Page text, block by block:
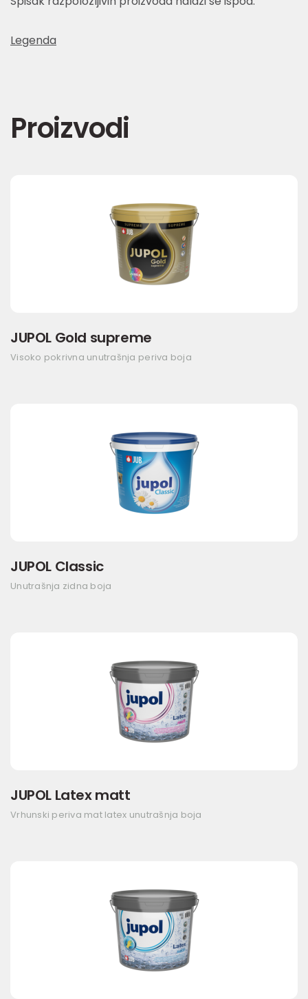
Legenda
Proizvodi
JUPOL Gold supreme
Visoko pokrivna unutrašnja periva boja
JUPOL Classic
Unutrašnja zidna boja
JUPOL Latex matt
Vrhunski periva mat latex unutrašnja boja